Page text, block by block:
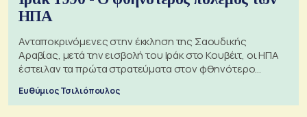
ΗΠΑ
Ανταποκρινόμενες στην έκκληση της Σαουδικής
Αραβίας, μετά την εισβολή του Ιράκ στο Κουβέιτ, οι ΗΠΑ
έστειλαν τα πρώτα στρατεύματα στον φθηνότερο
Ευθύμιος Τσιλιόπουλος